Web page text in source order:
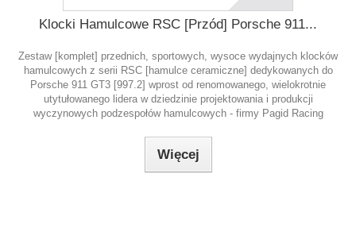
Klocki Hamulcowe RSC [Przód] Porsche 911...
Zestaw [komplet] przednich, sportowych, wysoce wydajnych klocków
hamulcowych z serii RSC [hamulce ceramiczne] dedykowanych do
Porsche 911 GT3 [997.2] wprost od renomowanego, wielokrotnie
utytułowanego lidera w dziedzinie projektowania i produkcji
wyczynowych podzespołów hamulcowych - firmy Pagid Racing
Więcej